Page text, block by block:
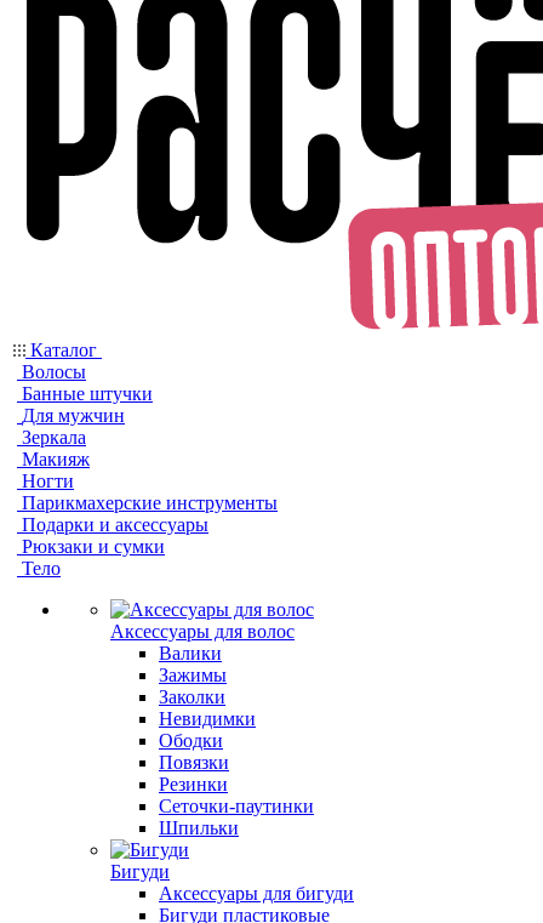
Каталог
Волосы
Банные штучки
Для мужчин
Зеркала
Макияж
Ногти
Парикмахерские инструменты
Подарки и аксессуары
Рюкзаки и сумки
Тело
Аксессуары для волос
Валики
Зажимы
Заколки
Невидимки
Ободки
Повязки
Резинки
Сеточки-паутинки
Шпильки
Бигуди
Аксессуары для бигуди
Бигуди пластиковые